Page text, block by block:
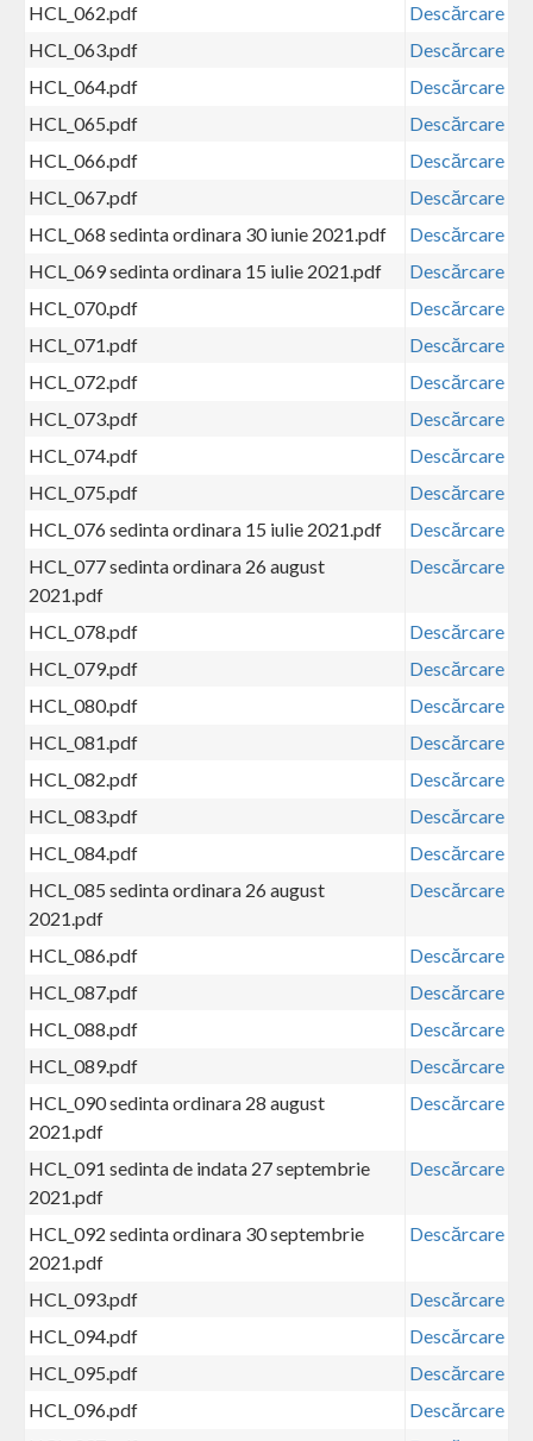
HCL_062.pdf
Descărcare
HCL_063.pdf
Descărcare
HCL_064.pdf
Descărcare
HCL_065.pdf
Descărcare
HCL_066.pdf
Descărcare
HCL_067.pdf
Descărcare
HCL_068 sedinta ordinara 30 iunie 2021.pdf
Descărcare
HCL_069 sedinta ordinara 15 iulie 2021.pdf
Descărcare
HCL_070.pdf
Descărcare
HCL_071.pdf
Descărcare
HCL_072.pdf
Descărcare
HCL_073.pdf
Descărcare
HCL_074.pdf
Descărcare
HCL_075.pdf
Descărcare
HCL_076 sedinta ordinara 15 iulie 2021.pdf
Descărcare
HCL_077 sedinta ordinara 26 august
2021.pdf
Descărcare
HCL_078.pdf
Descărcare
HCL_079.pdf
Descărcare
HCL_080.pdf
Descărcare
HCL_081.pdf
Descărcare
HCL_082.pdf
Descărcare
HCL_083.pdf
Descărcare
HCL_084.pdf
Descărcare
HCL_085 sedinta ordinara 26 august
2021.pdf
Descărcare
HCL_086.pdf
Descărcare
HCL_087.pdf
Descărcare
HCL_088.pdf
Descărcare
HCL_089.pdf
Descărcare
HCL_090 sedinta ordinara 28 august
2021.pdf
Descărcare
HCL_091 sedinta de indata 27 septembrie
2021.pdf
Descărcare
HCL_092 sedinta ordinara 30 septembrie
2021.pdf
Descărcare
HCL_093.pdf
Descărcare
HCL_094.pdf
Descărcare
HCL_095.pdf
Descărcare
HCL_096.pdf
Descărcare